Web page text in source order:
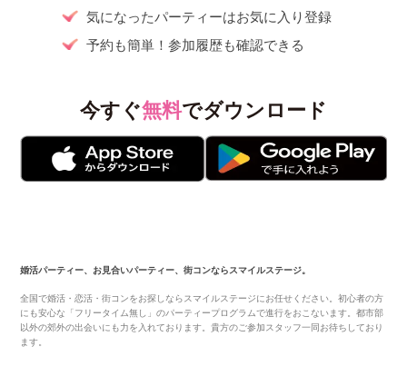
気になったパーティーはお気に入り登録
予約も簡単！参加履歴も確認できる
今すぐ無料でダウンロード
婚活パーティー、お見合いパーティー、街コンならスマイルステージ。
全国で婚活・恋活・街コンをお探しならスマイルステージにお任せください。初心者の方
にも安心な「フリータイム無し」のパーティープログラムで進行をおこないます。都市部
以外の郊外の出会いにも力を入れております。貴方のご参加スタッフ一同お待ちしており
ます。